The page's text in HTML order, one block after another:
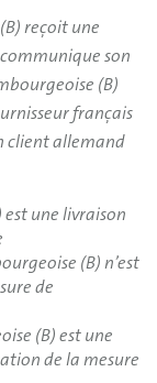
reçoit une
son
(B)
français
client allemand
une livraison
(B) n’est
de
(B) est une
de la mesure